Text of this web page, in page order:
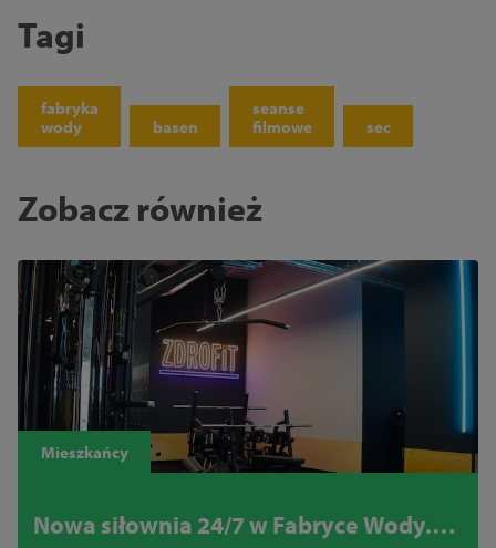
Tagi
fabryka
wody
basen
seanse
filmowe
sec
Zobacz również
Mieszkańcy
Nowa siłownia 24/7 w Fabryce Wody.